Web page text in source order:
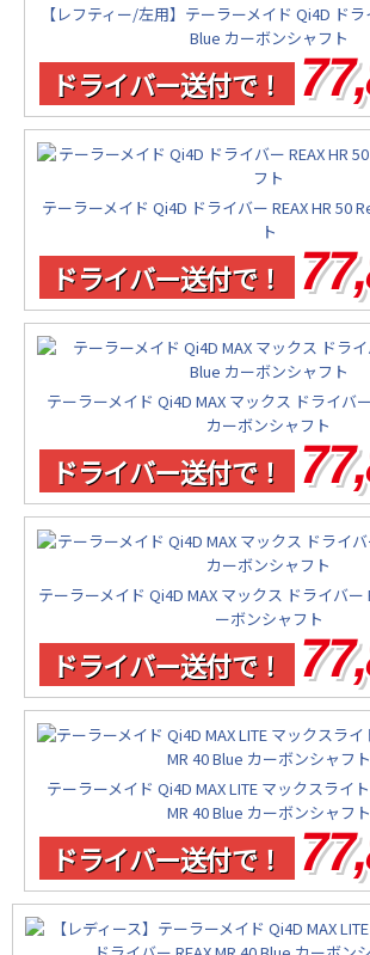
【レフティー/左用】テーラーメイド Qi4D ドラ
Blue カーボンシャフト
ドライバー送付で！
テーラーメイド Qi4D ドライバー REAX HR 50
ト
ドライバー送付で！
テーラーメイド Qi4D MAX マックス ドライバ
カーボンシャフト
ドライバー送付で！
テーラーメイド Qi4D MAX マックス ドライバー
ーボンシャフト
ドライバー送付で！
テーラーメイド Qi4D MAX LITE マックスライ
MR 40 Blue カーボンシャフト
ドライバー送付で！